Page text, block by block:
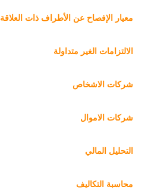
معيار الإفصاح عن الأطراف ذات العلاقة
الالتزامات الغير متداولة
شركات الاشخاص
شركات الاموال
التحليل المالي
محاسبة التكاليف